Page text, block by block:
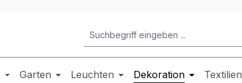
Garten Leuchten Dekoration Textilien